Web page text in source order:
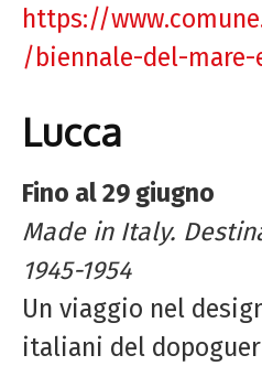
https://
/biennale-del-
Lucca
Fino al 29 giugno
Made in Italy.
1945-1954
Un viaggio nel
italiani del